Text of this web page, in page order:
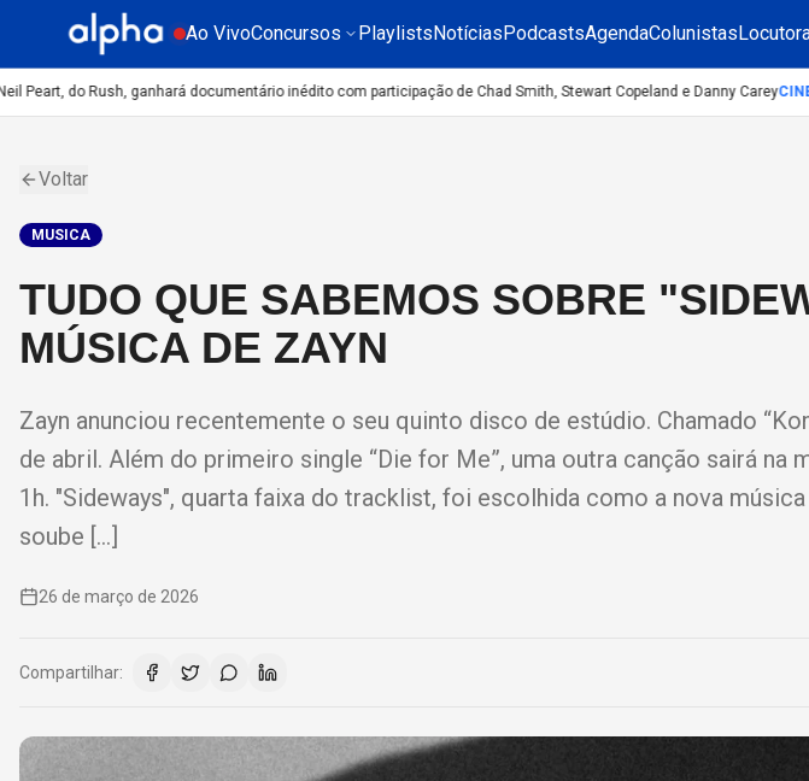
Ao VivoConcursos PlaylistsNotíciasPodcastsAgendaColunistas
Peart, do Rush, ganhará documentário inédito com participação de Chad Smith, Stewart Copeland e Danny Carey
Voltar
MUSICA
TUDO QUE SABEMOS SOBRE
MÚSICA DE ZAYN
Zayn anunciou recentemente o seu quinto disco de estúdio. Chamado
de abril. Além do primeiro single “Die for Me”, uma outra canção sairá na
1h. "Sideways", quarta faixa do tracklist, foi escolhida como a nova
soube […]
26 de março de 2026
Compartilhar: